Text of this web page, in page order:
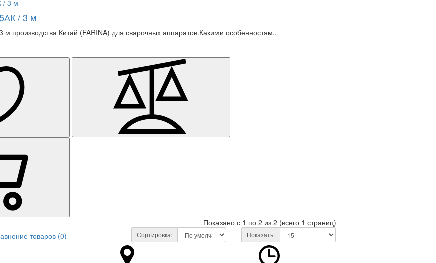
/ 3 м
м производства Китай (FARINA) для сварочных аппаратов.Какими особенностям..
Показано с 1 по 2 из 2 (всего 1 страниц)
товаров (0)
Сортировка: Показать: